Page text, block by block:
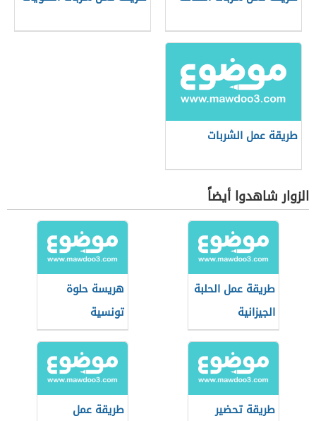
طريقة عمل الشربات
الزوار شاهدوا أيضاً
طريقة عمل الحلبة
الجيزانية
هريسة حلوة
تونسية
طريقة تحضير
طريقة عمل